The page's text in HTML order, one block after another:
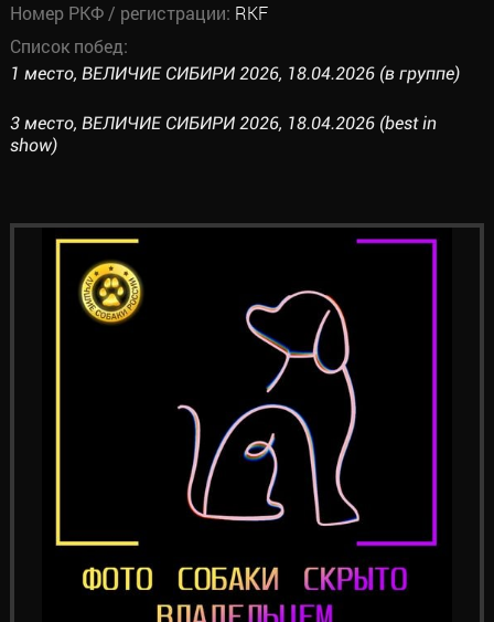
Номер РКФ / регистрации: RKF
Список побед:
1 место, ВЕЛИЧИЕ СИБИРИ 2026, 18.04.2026 (в группе)
3 место, ВЕЛИЧИЕ СИБИРИ 2026, 18.04.2026 (best in
show)